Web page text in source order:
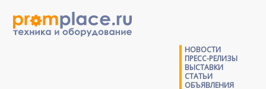
НОВОСТИ
ПРЕСС-РЕЛИЗЫ
ВЫСТАВКИ
СТАТЬИ
ОБЪЯВЛЕНИЯ